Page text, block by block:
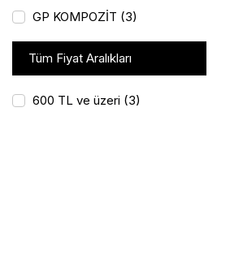
GP KOMPOZİT (3)
Tüm Fiyat Aralıkları
600 TL ve üzeri (3)